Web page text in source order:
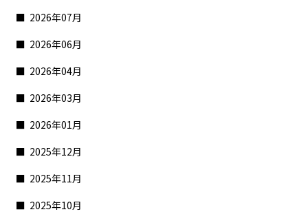
2026年07月
2026年06月
2026年04月
2026年03月
2026年01月
2025年12月
2025年11月
2025年10月